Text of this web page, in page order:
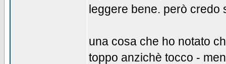
leggere bene. però credo
una cosa che ho notato
toppo anzichè tocco -